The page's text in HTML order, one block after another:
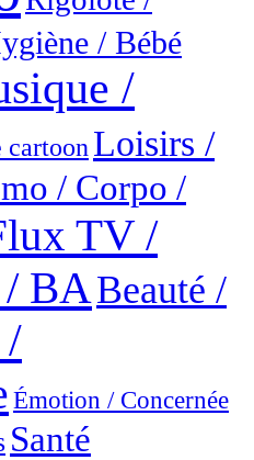
/ Bébé
/
cartoon Loisirs /
/ Corpo /
TV /
BABeauté /
/
Émotion / Concernée
Santé